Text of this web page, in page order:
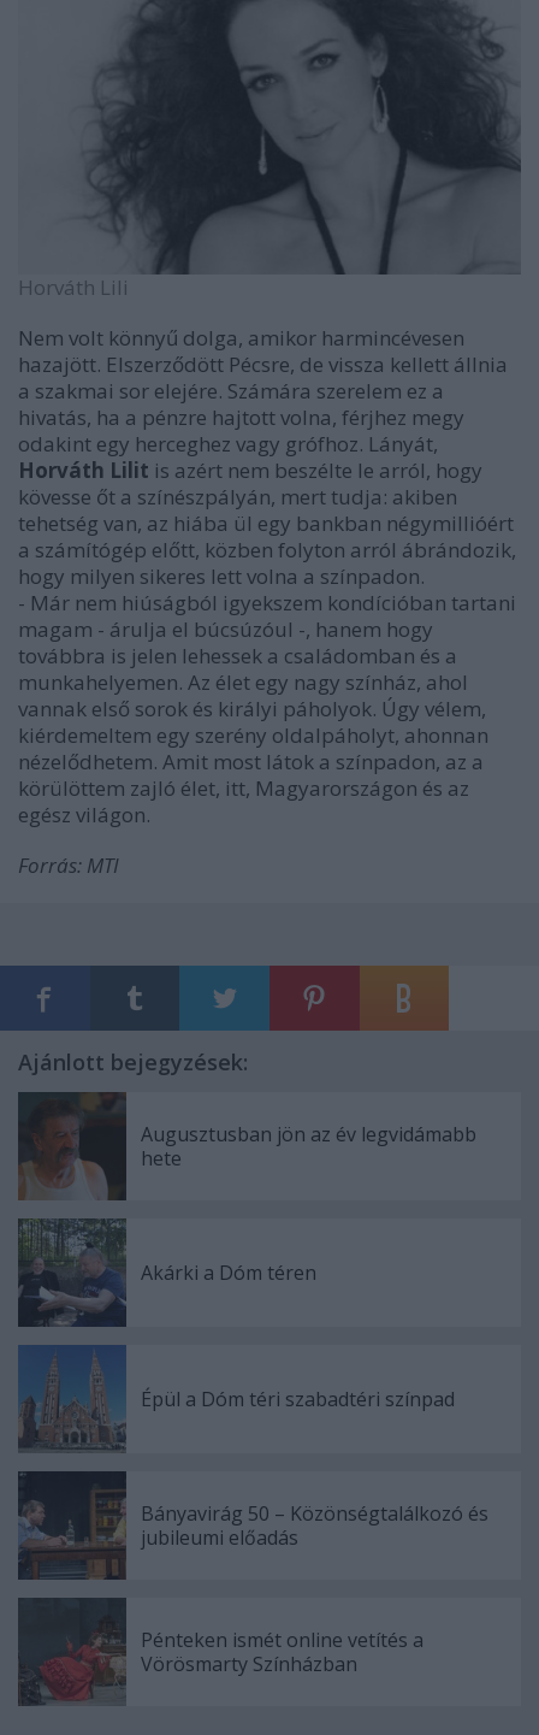
Horváth Lili
Nem volt könnyű dolga, amikor harmincévesen
hazajött. Elszerződött Pécsre, de vissza kellett állnia
a szakmai sor elejére. Számára szerelem ez a
hivatás, ha a pénzre hajtott volna, férjhez megy
odakint egy herceghez vagy grófhoz. Lányát,
Horváth Lilit is azért nem beszélte le arról, hogy
kövesse őt a színészpályán, mert tudja: akiben
tehetség van, az hiába ül egy bankban négymillióért
a számítógép előtt, közben folyton arról ábrándozik,
hogy milyen sikeres lett volna a színpadon.
- Már nem hiúságból igyekszem kondícióban tartani
magam - árulja el búcsúzóul -, hanem hogy
továbbra is jelen lehessek a családomban és a
munkahelyemen. Az élet egy nagy színház, ahol
vannak első sorok és királyi páholyok. Úgy vélem,
kiérdemeltem egy szerény oldalpáholyt, ahonnan
nézelődhetem. Amit most látok a színpadon, az a
körülöttem zajló élet, itt, Magyarországon és az
egész világon.
Forrás: MTI
Ajánlott bejegyzések:
Augusztusban jön az év legvidámabb
hete
Akárki a Dóm téren
Épül a Dóm téri szabadtéri színpad
Bányavirág 50 – Közönségtalálkozó és
jubileumi előadás
Pénteken ismét online vetítés a
Vörösmarty Színházban